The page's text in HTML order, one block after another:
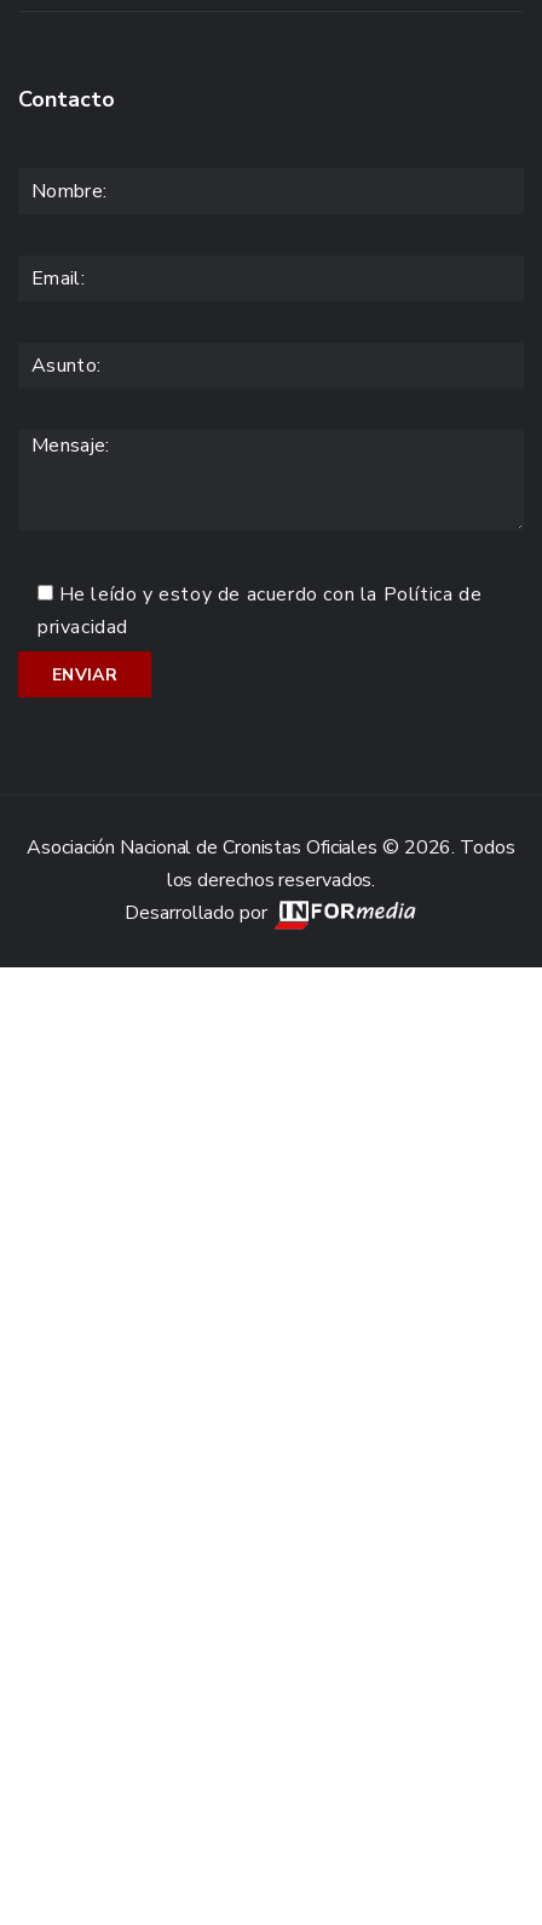
Contacto
He leído y estoy de acuerdo con la Política de
privacidad
Asociación Nacional de Cronistas Oficiales © 2026. Todos
los derechos reservados.
Desarrollado por